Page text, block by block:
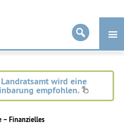
wird eine
empfohlen.
– Finanzielles